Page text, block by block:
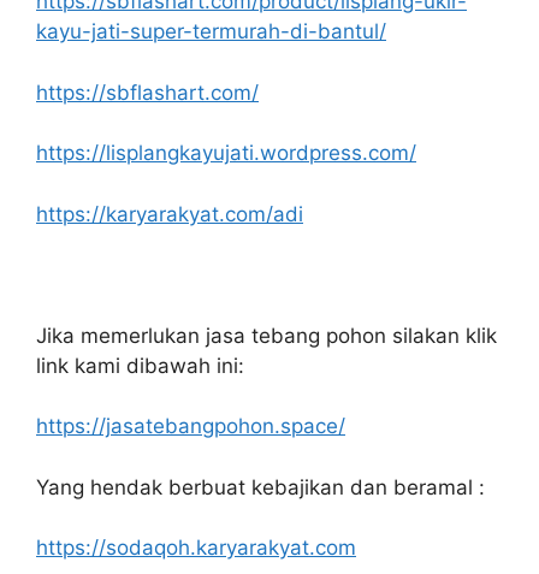
kayu-jati-super-termurah-di-bantul/
https://sbflashart.com/
https://lisplangkayujati.wordpress.com/
https://karyarakyat.com/adi
Jika memerlukan jasa tebang pohon silakan klik
link kami dibawah ini:
https://jasatebangpohon.space/
Yang hendak berbuat kebajikan dan beramal :
https://sodaqoh.karyarakyat.com